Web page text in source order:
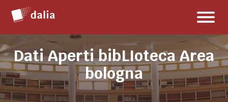
contenuto
Dati Aperti bibLIoteca Area
bologna